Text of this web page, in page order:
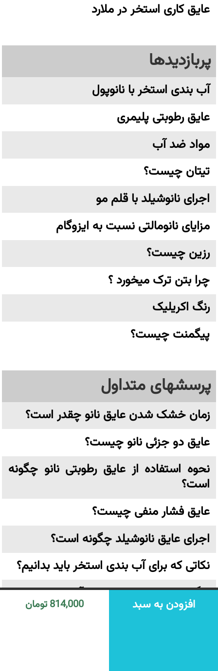
814,000 تومان افزودن به سبد
عایق کاری استخر در ملارد
پربازدیدها
آب بندی استخر با نانوپول
عایق رطوبتی پلیمری
مواد ضد آب
تیتان چیست؟
اجرای نانوشیلد با قلم مو
مزایای نانومالتی نسبت به ایزوگام
رزین چیست؟
چرا بتن ترک میخورد ؟
رنگ اکریلیک
پیگمنت چیست؟
پرسشهای متداول
زمان خشک شدن عایق نانو چقدر است؟
عایق دو جزئی نانو چیست؟
نحوه استفاده از عایق رطوبتی نانو چگونه
است؟
عایق فشار منفی چیست؟
اجرای عایق نانوشیلد چگونه است؟
نکاتی که برای آب بندی استخر باید بدانیم؟
چگونه سرویس بهداشتی را آب بندی کنیم؟